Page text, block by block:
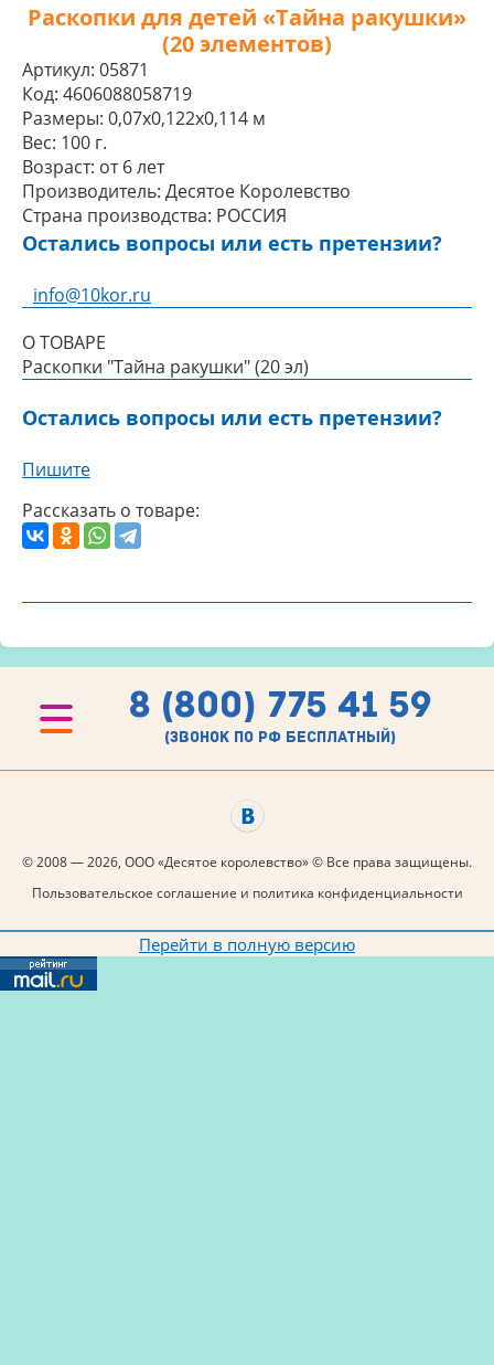
Раскопки для детей «Тайна ракушки»
(20 элементов)
Артикул: 05871
Код: 4606088058719
Размеры: 0,07x0,122x0,114 м
Вес: 100 г.
Возраст: от 6 лет
Производитель: Десятое Королевство
Страна производства: РОССИЯ
Остались вопросы или есть претензии?
info@10kor.ru
О ТОВАРЕ
Раскопки "Тайна ракушки" (20 эл)
Остались вопросы или есть претензии?
Пишите
Рассказать о товаре:
8 (800) 775 41 59
(звонок по рф бесплатный)
© 2008 — 2026, ООО «Десятое королевство» © Все права защищены.
Пользовательское соглашение и политика конфиденциальности
Перейти в полную версию